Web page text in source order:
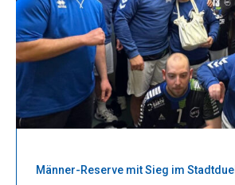
Männer-Reserve mit Sieg im Stadtduell